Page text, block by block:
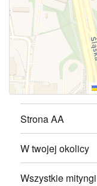
Strona AA
W twojej okolicy
Wszystkie mityngi